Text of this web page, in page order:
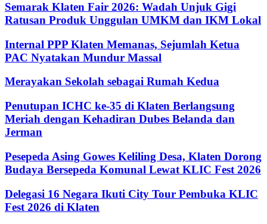
Semarak Klaten Fair 2026: Wadah Unjuk Gigi
Ratusan Produk Unggulan UMKM dan IKM Lokal
Internal PPP Klaten Memanas, Sejumlah Ketua
PAC Nyatakan Mundur Massal
Merayakan Sekolah sebagai Rumah Kedua
Penutupan ICHC ke-35 di Klaten Berlangsung
Meriah dengan Kehadiran Dubes Belanda dan
Jerman
Pesepeda Asing Gowes Keliling Desa, Klaten Dorong
Budaya Bersepeda Komunal Lewat KLIC Fest 2026
Delegasi 16 Negara Ikuti City Tour Pembuka KLIC
Fest 2026 di Klaten